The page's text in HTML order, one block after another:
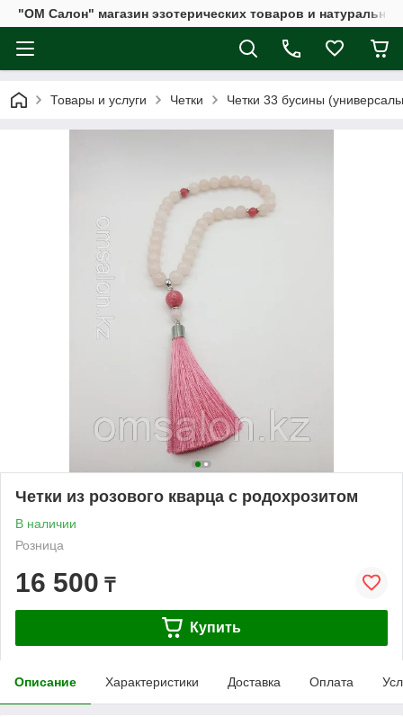
"ОМ Салон" магазин эзотерических товаров и
Товары и услуги Четки Четки 33 бусины
Четки из розового кварца с родохрозитом
В наличии
Розница
16 500 ₸
Купить
Описание Характеристики Доставка Оплата